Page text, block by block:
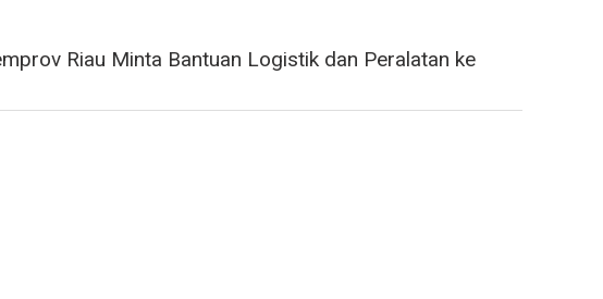
Riau Minta Bantuan Logistik dan Peralatan ke